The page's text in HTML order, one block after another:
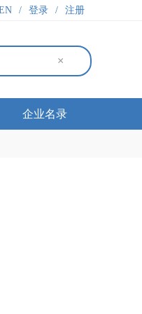
/ 登录 / 注册
×
企业名录